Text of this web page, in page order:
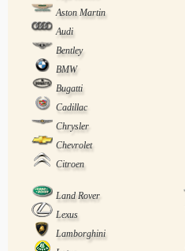
Aston Martin
Audi
Bentley
BMW
Bugatti
Cadillac
Chrysler
Chevrolet
Citroen
Land Rover
Lexus
Lamborghini